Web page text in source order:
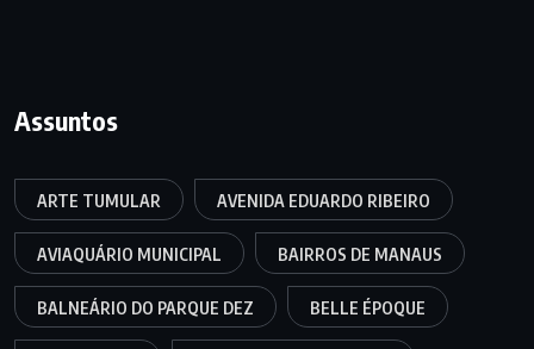
Assuntos
ARTE TUMULAR AVENIDA EDUARDO RIBEIRO
AVIAQUÁRIO MUNICIPAL BAIRROS DE MANAUS
BALNEÁRIO DO PARQUE DEZ BELLE ÉPOQUE